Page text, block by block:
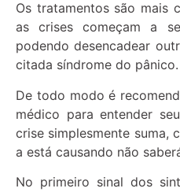
Os tratamentos são mais
as crises começam a
podendo desencadear
citada síndrome do pânico.
De todo modo é
médico para entender
crise simplesmente suma,
a está causando não
No primeiro sinal dos